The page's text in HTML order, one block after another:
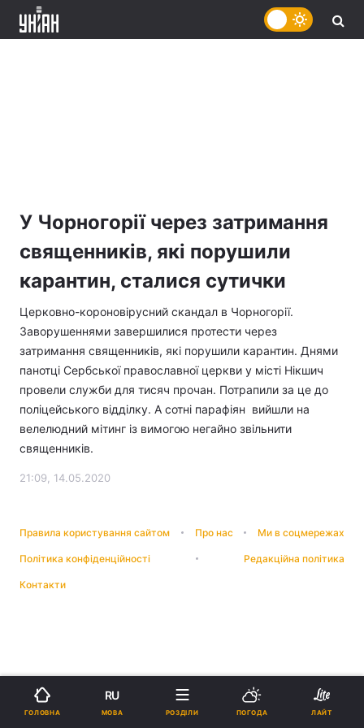
У Чорногорії через затримання
священників, які порушили
карантин, сталися сутички
Церковно-короновірусний скандал в Чорногорії.
Заворушеннями завершилися протести через
затримання священників, які порушили карантин. Днями
панотці Сербської православної церкви у місті Нікшич
провели служби для тисяч прочан. Потрапили за це до
поліцейського відділку. А сотні парафіян вийшли на
велелюдний мітинг із вимогою негайно звільнити
священників.
21:09, 14.05.2020
Правила користування сайтом Про нас Ми в соцмережах
Політика конфіденційності Редакційна політика
Контакти
ГОЛОВНА
RU
МОВА РОЗДІЛИ ПОГОДА ЛАЙТ